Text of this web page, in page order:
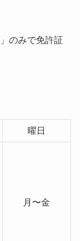
のみで免許証
曜日
月〜金